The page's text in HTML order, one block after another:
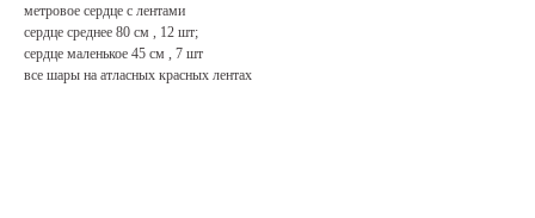
метровое сердце с лентами
сердце среднее 80 см , 12 шт;
сердце маленькое 45 см , 7 шт
все шары на атласных красных лентах